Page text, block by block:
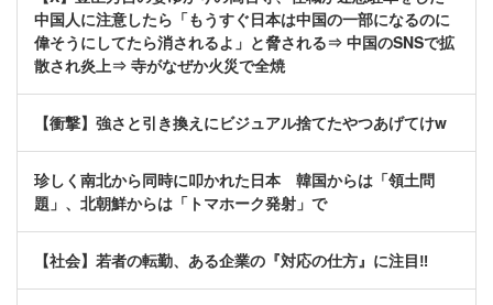
中国人に注意したら「もうすぐ日本は中国の一部になるのに
偉そうにしてたら消されるよ」と脅される⇒ 中国のSNSで拡
散され炎上⇒ 寺がなぜか火災で全焼
【衝撃】強さと引き換えにビジュアル捨てたやつあげてけw
珍しく南北から同時に叩かれた日本 韓国からは「領土問
題」、北朝鮮からは「トマホーク発射」で
【社会】若者の転勤、ある企業の『対応の仕方』に注目‼